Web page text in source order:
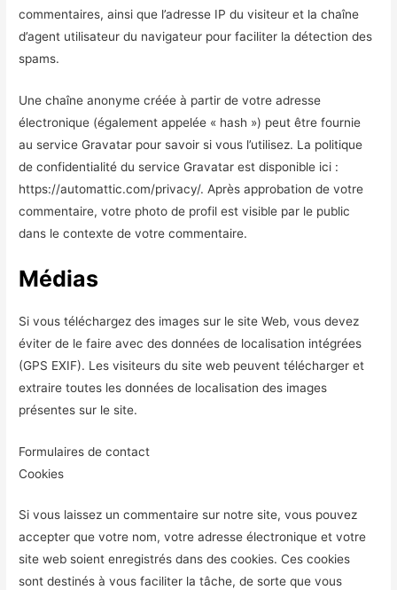
commentaires, ainsi que l’adresse IP du visiteur et la chaîne
d’agent utilisateur du navigateur pour faciliter la détection des
spams.
Une chaîne anonyme créée à partir de votre adresse
électronique (également appelée « hash ») peut être fournie
au service Gravatar pour savoir si vous l’utilisez. La politique
de confidentialité du service Gravatar est disponible ici :
https://automattic.com/privacy/. Après approbation de votre
commentaire, votre photo de profil est visible par le public
dans le contexte de votre commentaire.
Médias
Si vous téléchargez des images sur le site Web, vous devez
éviter de le faire avec des données de localisation intégrées
(GPS EXIF). Les visiteurs du site web peuvent télécharger et
extraire toutes les données de localisation des images
présentes sur le site.
Formulaires de contact
Cookies
Si vous laissez un commentaire sur notre site, vous pouvez
accepter que votre nom, votre adresse électronique et votre
site web soient enregistrés dans des cookies. Ces cookies
sont destinés à vous faciliter la tâche, de sorte que vous